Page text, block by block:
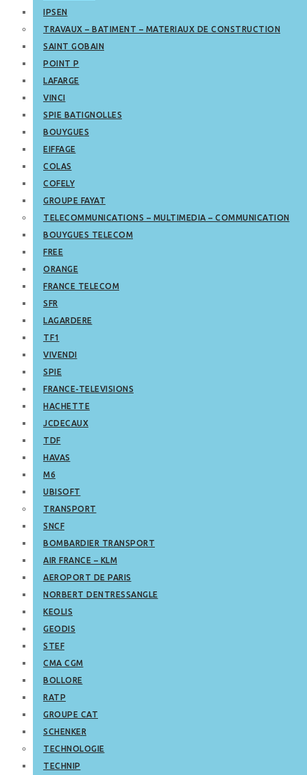
IPSEN
TRAVAUX – BATIMENT – MATERIAUX DE CONSTRUCTION
SAINT GOBAIN
POINT P
LAFARGE
VINCI
SPIE BATIGNOLLES
BOUYGUES
EIFFAGE
COLAS
COFELY
GROUPE FAYAT
TELECOMMUNICATIONS – MULTIMEDIA – COMMUNICATION
BOUYGUES TELECOM
FREE
ORANGE
FRANCE TELECOM
SFR
LAGARDERE
TF1
VIVENDI
SPIE
FRANCE-TELEVISIONS
HACHETTE
JCDECAUX
TDF
HAVAS
M6
UBISOFT
TRANSPORT
SNCF
BOMBARDIER TRANSPORT
AIR FRANCE – KLM
AEROPORT DE PARIS
NORBERT DENTRESSANGLE
KEOLIS
GEODIS
STEF
CMA CGM
BOLLORE
RATP
GROUPE CAT
SCHENKER
TECHNOLOGIE
TECHNIP